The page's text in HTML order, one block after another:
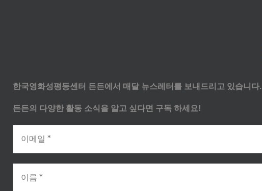
한국영화성평등센터 든든에서 매달 뉴스레터를 보내드리고 있습니다.
든든의 다양한 활동 소식을 알고 싶다면 구독 하세요!